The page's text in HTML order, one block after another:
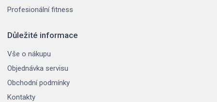
Profesionální fitness
Důležité informace
Vše o nákupu
Objednávka servisu
Obchodní podmínky
Kontakty